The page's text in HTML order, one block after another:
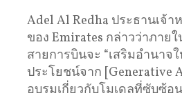
Adel Al Redha ประธานเจ้
ของ Emirates กล่าวว่าภาย
สายการบินจะ “เสริมอำนาจ
ประโยชน์จาก [Generative
อบรมเกี่ยวกับโมเดลที่ซับซ้อ